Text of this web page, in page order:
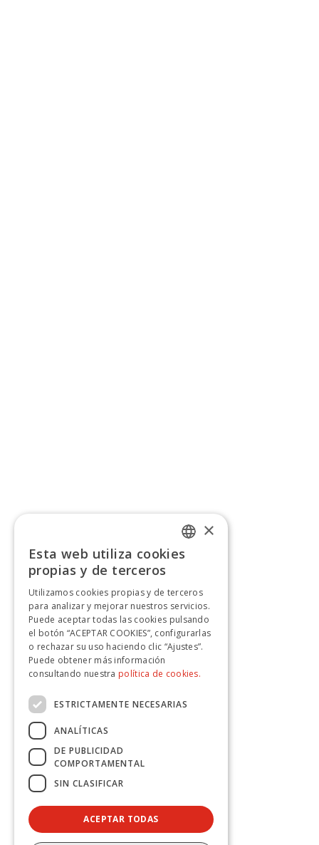
×
Esta web utiliza cookies
propias y de terceros
Utilizamos cookies propias y de terceros
para analizar y mejorar nuestros servicios.
Puede aceptar todas las cookies pulsando
el botón “ACEPTAR COOKIES”, configurarlas
o rechazar su uso haciendo clic “Ajustes”.
Puede obtener más información
consultando nuestra política de cookies.
ESTRICTAMENTE NECESARIAS
ANALÍTICAS
DE PUBLICIDAD
COMPORTAMENTAL
SIN CLASIFICAR
ACEPTAR TODAS